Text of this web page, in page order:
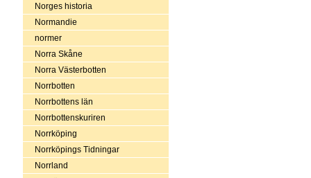
Norges historia
Normandie
normer
Norra Skåne
Norra Västerbotten
Norrbotten
Norrbottens län
Norrbottenskuriren
Norrköping
Norrköpings Tidningar
Norrland